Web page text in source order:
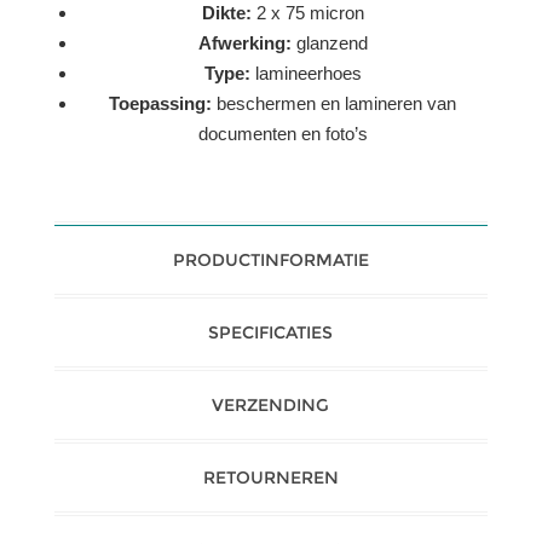
Dikte: 2 x 75 micron
Afwerking: glanzend
Type: lamineerhoes
Toepassing: beschermen en lamineren van
documenten en foto’s
PRODUCTINFORMATIE
SPECIFICATIES
VERZENDING
RETOURNEREN